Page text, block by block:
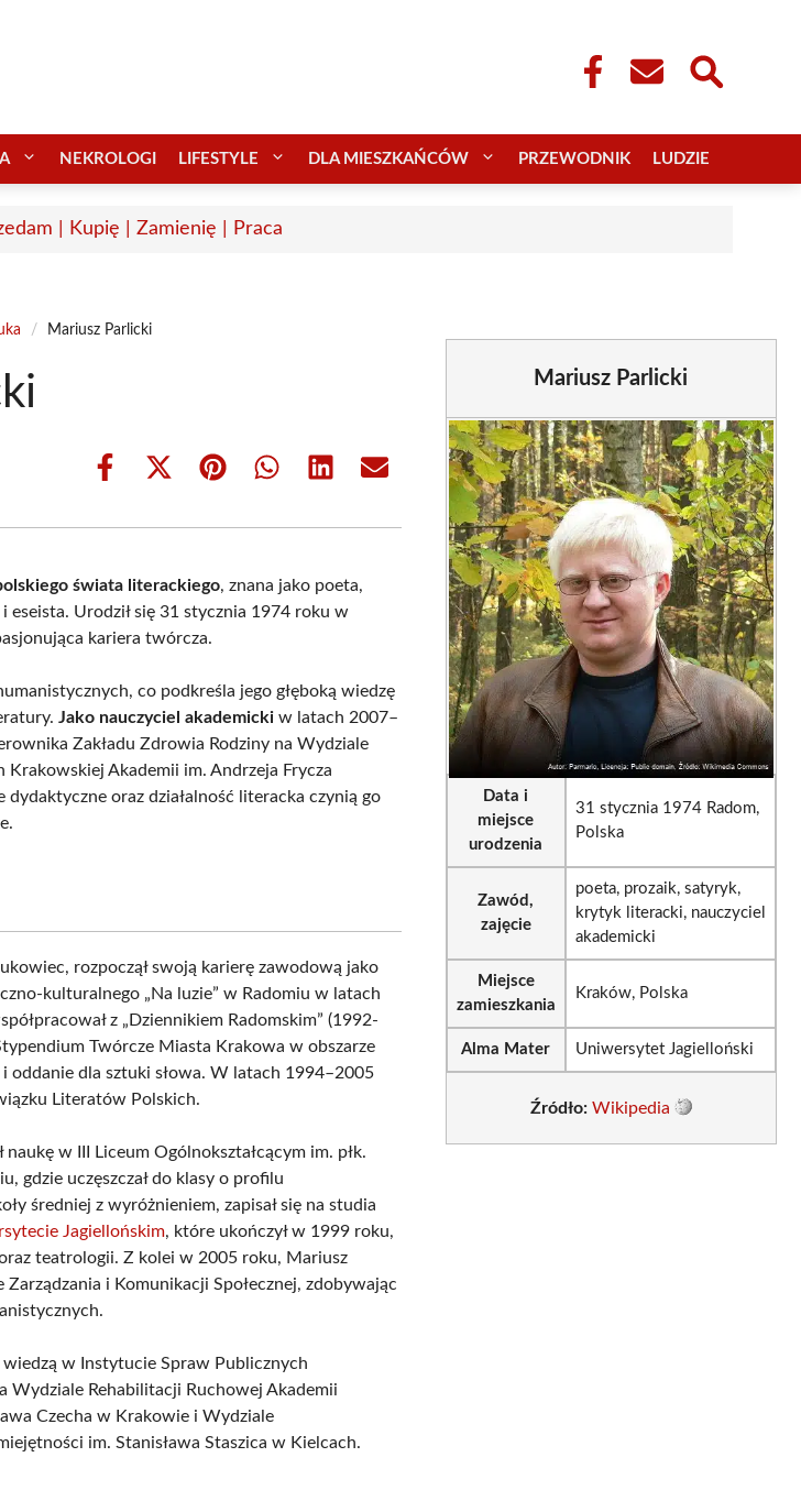
NEKROLOGI LIFESTYLE DLA MIESZKAŃCÓW PRZEWODNIK LUDZIE
| Kupię | Zamienię | Praca
/ Mariusz Parlicki
Share
Share
(Twitter)
Share Share Share Share
świata literackiego, znana jako poeta,
Urodził się 31 stycznia 1974 roku w
kariera twórcza.
co podkreśla jego głęboką wiedzę
Jako nauczyciel akademicki w latach 2007–
Zakładu Zdrowia Rodziny na Wydziale
Akademii im. Andrzeja Frycza
oraz działalność literacka czynią go
rozpoczął swoją karierę zawodową jako
kulturalnego „Na luzie” w Radomiu w latach
z „Dziennikiem Radomskim” (1992-
Twórcze Miasta Krakowa w obszarze
oddanie dla sztuki słowa. W latach 1994–2005
Literatów Polskich.
w III Liceum Ogólnokształcącym im. płk.
gdzie uczęszczał do klasy o profilu
średniej z wyróżnieniem, zapisał się na studia
Jagiellońskim, które ukończył w 1999 roku,
teatrologii. Z kolei w 2005 roku, Mariusz
i Komunikacji Społecznej, zdobywając
wiedzą w Instytucie Spraw Publicznych
Wydziale Rehabilitacji Ruchowej Akademii
Czecha w Krakowie i Wydziale
im. Stanisława Staszica w Kielcach.
Mariusz Parlicki
Data i
miejsce
urodzenia
31 stycznia 1974 Radom,
Polska
Zawód,
zajęcie
poeta, prozaik, satyryk,
krytyk literacki, nauczyciel
akademicki
Miejsce
zamieszkania
Kraków, Polska
Alma Mater Uniwersytet Jagielloński
Źródło: Wikipedia